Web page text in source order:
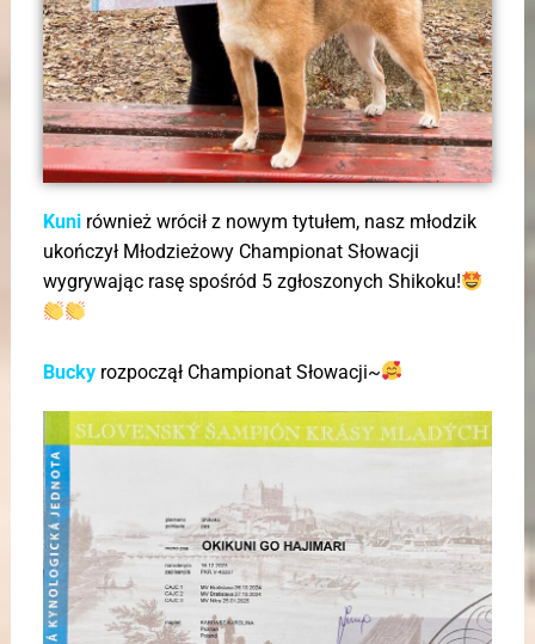
Kuni również wrócił z nowym tytułem, nasz młodzik
ukończył Młodzieżowy Championat Słowacji
wygrywając rasę spośród 5 zgłoszonych Shikoku!
Bucky rozpoczął Championat Słowacji~